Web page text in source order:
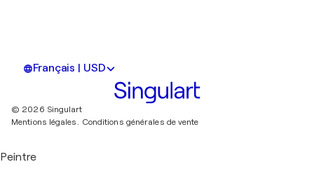
Français | USD
© 2026 Singulart
Mentions légales. Conditions générales de vente
Peintre